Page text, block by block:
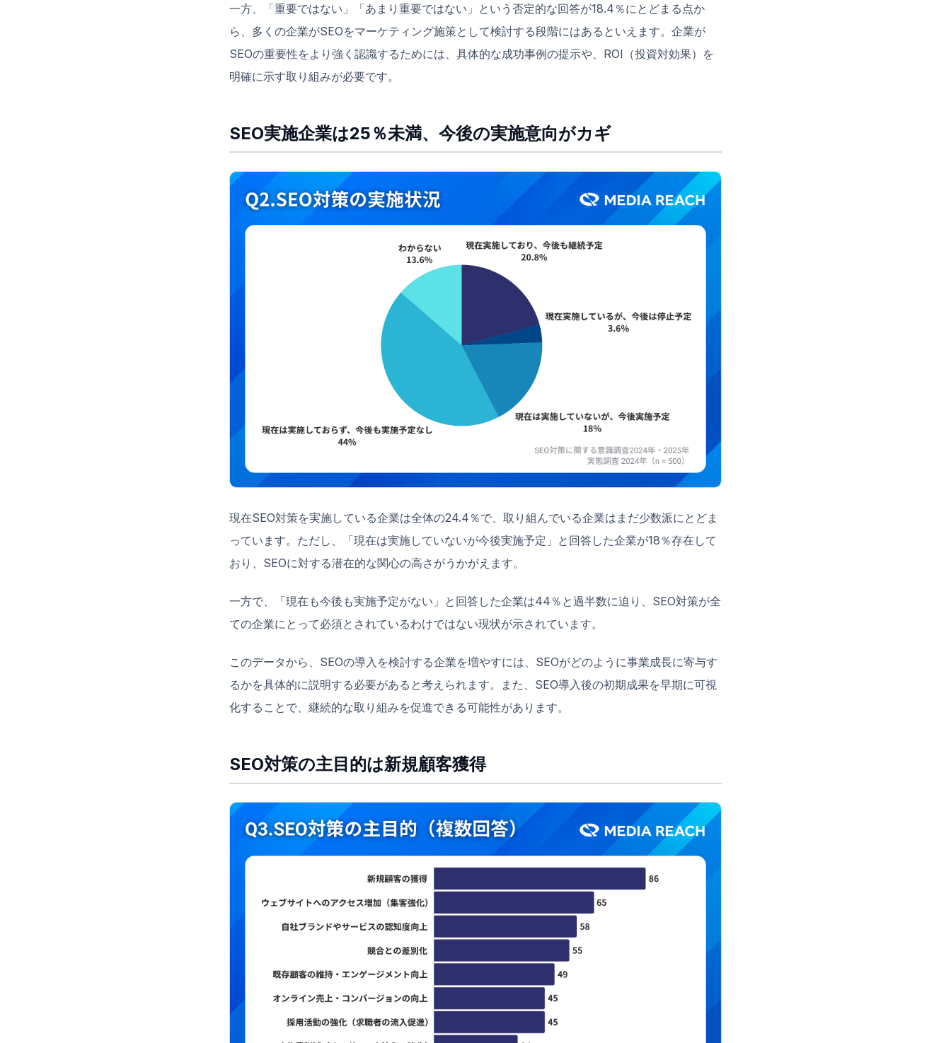
一方、「重要ではない」「あまり重要ではない」という否定的な回答が18.4％にとどまる点か
ら、多くの企業がSEOをマーケティング施策として検討する段階にはあるといえます。企業が
SEOの重要性をより強く認識するためには、具体的な成功事例の提示や、ROI（投資対効果）を
明確に示す取り組みが必要です。
SEO実施企業は25％未満、今後の実施意向がカギ
現在SEO対策を実施している企業は全体の24.4％で、取り組んでいる企業はまだ少数派にとどま
っています。ただし、「現在は実施していないが今後実施予定」と回答した企業が18％存在して
おり、SEOに対する潜在的な関心の高さがうかがえます。
一方で、「現在も今後も実施予定がない」と回答した企業は44％と過半数に迫り、SEO対策が全
ての企業にとって必須とされているわけではない現状が示されています。
このデータから、SEOの導入を検討する企業を増やすには、SEOがどのように事業成長に寄与す
るかを具体的に説明する必要があると考えられます。また、SEO導入後の初期成果を早期に可視
化することで、継続的な取り組みを促進できる可能性があります。
SEO対策の主目的は新規顧客獲得